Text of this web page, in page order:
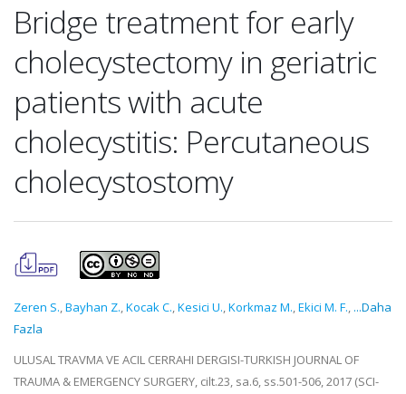
Bridge treatment for early
cholecystectomy in geriatric
patients with acute
cholecystitis: Percutaneous
cholecystostomy
Zeren S.,Bayhan Z.,Kocak C.,Kesici U.,Korkmaz M.,Ekici M. F., ...Daha
Fazla
ULUSAL TRAVMA VE ACIL CERRAHI DERGISI-TURKISH JOURNAL OF
TRAUMA & EMERGENCY SURGERY, cilt.23, sa.6, ss.501-506, 2017 (SCI-